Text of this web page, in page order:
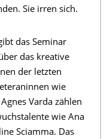
Sie irren sich.
das Seminar
das kreative
der letzten
wie
Varda zählen
wie Ana
Sciamma. Das